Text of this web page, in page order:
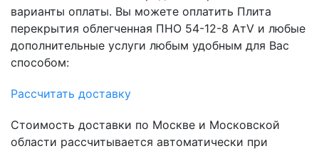
варианты оплаты. Вы можете оплатить Плита
перекрытия облегченная ПНО 54-12-8 АтV и любые
дополнительные услуги любым удобным для Вас
способом:
Рассчитать доставку
Стоимость доставки по Москве и Московской
области рассчитывается автоматически при